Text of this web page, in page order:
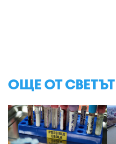
ОЩЕ ОТ СВЕТЪТ